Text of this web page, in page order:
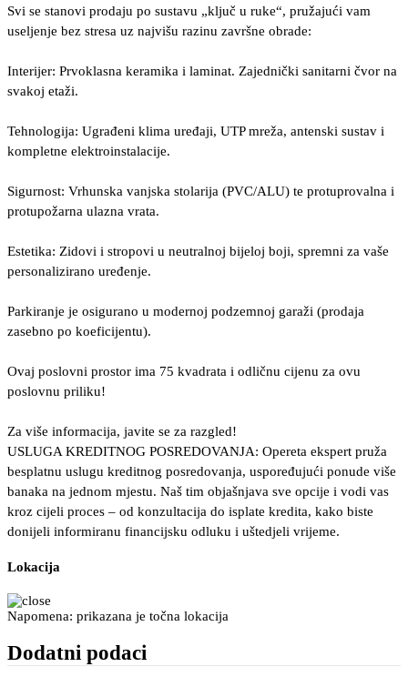
Svi se stanovi prodaju po sustavu „ključ u ruke“, pružajući vam
useljenje bez stresa uz najvišu razinu završne obrade:
Interijer: Prvoklasna keramika i laminat. Zajednički sanitarni čvor na
svakoj etaži.
Tehnologija: Ugrađeni klima uređaji, UTP mreža, antenski sustav i
kompletne elektroinstalacije.
Sigurnost: Vrhunska vanjska stolarija (PVC/ALU) te protuprovalna i
protupožarna ulazna vrata.
Estetika: Zidovi i stropovi u neutralnoj bijeloj boji, spremni za vaše
personalizirano uređenje.
Parkiranje je osigurano u modernoj podzemnoj garaži (prodaja
zasebno po koeficijentu).
Ovaj poslovni prostor ima 75 kvadrata i odličnu cijenu za ovu
poslovnu priliku!
Za više informacija, javite se za razgled!
USLUGA KREDITNOG POSREDOVANJA: Opereta ekspert pruža
besplatnu uslugu kreditnog posredovanja, uspoređujući ponude više
banaka na jednom mjestu. Naš tim objašnjava sve opcije i vodi vas
kroz cijeli proces – od konzultacija do isplate kredita, kako biste
donijeli informiranu financijsku odluku i uštedjeli vrijeme.
Lokacija
Napomena: prikazana je točna lokacija
Dodatni podaci